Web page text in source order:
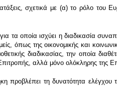
σχετικά με (α) το ρόλο του
τα οποία ισχύει η διαδικασία
όπως της οικονομικής και
διαδικασίας, την οποία
αλλά μόνο ολόκληρης της
προβλέπει τη δυνατότητα